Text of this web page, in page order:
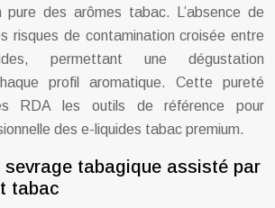
des arômes tabac. L’absence de
risques de contamination croisée entre
permettant une dégustation
profil aromatique. Cette pureté
RDA les outils de référence pour
des e-liquides tabac premium.
tabagique assisté par
tabac